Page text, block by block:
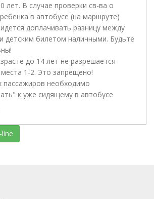
лет. В случае проверки св-ва о
в автобусе (на маршруте)
доплачивать разницу между
детским билетом наличными. Будьте
до 14 лет не разрешается
1-2. Это запрещено!
пассажиров необходимо
к уже сидящему в автобусе